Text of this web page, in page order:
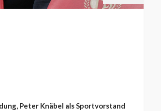
Peter Knäbel als Sportvorstand